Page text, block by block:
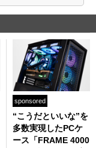
sponsored
“こうだといいな”を
多数実現したPCケ
ース「FRAME 4000